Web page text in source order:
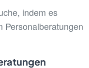
indem es
Personalberatungen